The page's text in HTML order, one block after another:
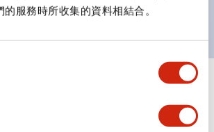
服務時所收集的資料相結合。
和CSA認證，並符合EN標準。